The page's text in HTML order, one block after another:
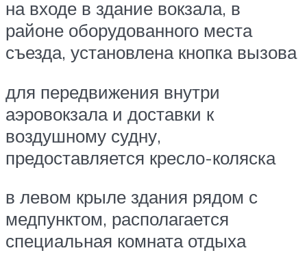
на входе в здание вокзала, в
районе оборудованного места
съезда, установлена кнопка вызова
для передвижения внутри
аэровокзала и доставки к
воздушному судну,
предоставляется кресло-коляска
в левом крыле здания рядом с
медпунктом, располагается
специальная комната отдыха